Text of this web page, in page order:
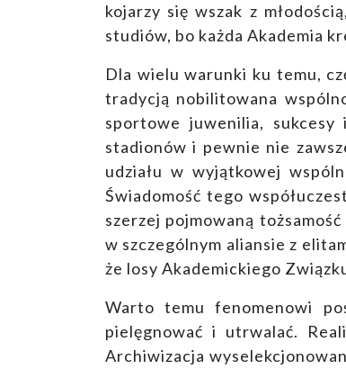
kojarzy się wszak z
studiów, bo każda Akademia
Dla wielu warunki ku temu,
tradycją nobilitowana
sportowe juwenilia,
stadionów i pewnie nie
udziału w wyjątkowej
Świadomość tego
szerzej pojmowaną
w szczególnym aliansie z
że losy Akademickiego
Warto temu fenomenowi
pielęgnować i utrwalać.
Archiwizacja